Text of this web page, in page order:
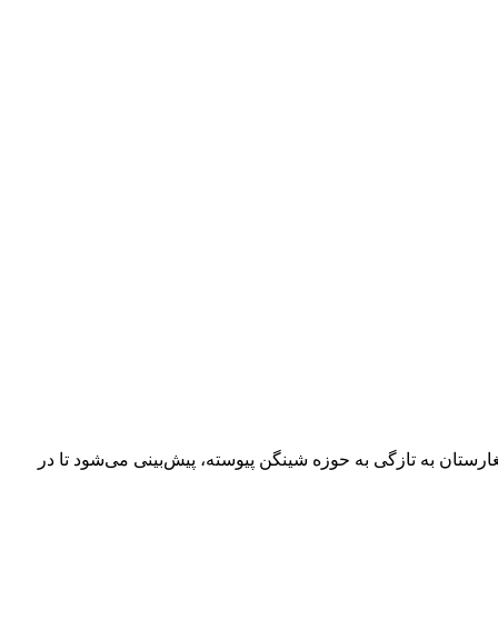
به تازگی به حوزه شینگن پیوسته، پیش‌بینی می‌شود تا در